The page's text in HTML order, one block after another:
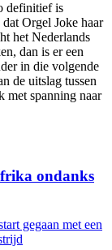
definitief is
Orgel Joke haar
het Nederlands
dan is er een
in die volgende
de uitslag tussen
spanning naar
ondanks
gegaan met een